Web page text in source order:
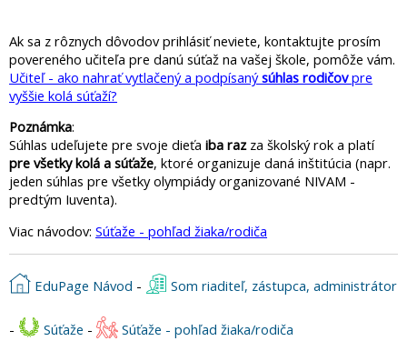
Ak sa z rôznych dôvodov prihlásiť neviete, kontaktujte prosím
povereného učiteľa pre danú súťaž na vašej škole, pomôže vám.
Učiteľ - ako nahrať vytlačený a podpísanýsúhlas rodičovpre
vyššie kolá súťaží?
Poznámka:
Súhlas udeľujete pre svoje dieťa iba raz za školský rok a platí
pre všetky kolá a súťaže, ktoré organizuje daná inštitúcia (napr.
jeden súhlas pre všetky olympiády organizované NIVAM -
predtým Iuventa).
Viac návodov: Súťaže - pohľad žiaka/rodiča
EduPage Návod - Som riaditeľ, zástupca, administrátor
- Súťaže - Súťaže - pohľad žiaka/rodiča